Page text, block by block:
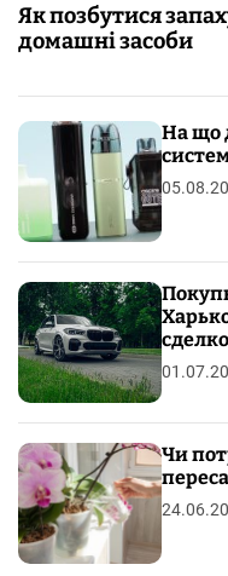
Як позбутися
домашні засоби
На що
Чи